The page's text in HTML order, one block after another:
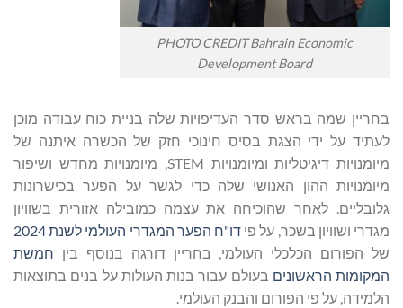
PHOTO CREDIT Bahrain Economic
Development Board
בחריין שמה בראש סדר העדיפויות שלה בניית כוח עבודה מוכן
לעתיד על ידי הצגת בסיס חינוכי חזק של הכשרה איתנה של
מיומנויות דיגיטליות ומיומנויות STEM, מיומנויות מחדש ושיפור
מיומנויות ההון האנושי שלה כדי לגשר על הפער בכישרונות
גלובליים. לאחר שהוכיחה את עצמה כמובילה אזורית בשוויון
מגדרי ושוויון בשכר, על פי דו"ח הפער המגדרי העולמי לשנת 2024
של הפורום הכלכלי העולמי, בחריין דורגה בנוסף בין חמשת
המקומות הראשונים בעולם עבור בנות העולות על בנים בתוצאות
הלמידה, על פי הפורום והבנק העולמי.